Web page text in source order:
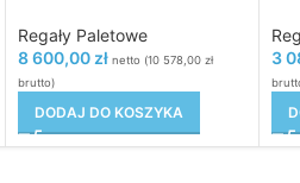
Regały Paletowe
8 600,00 zł netto (10 578,00 zł
brutto)
DODAJ DO KOSZYKA
3